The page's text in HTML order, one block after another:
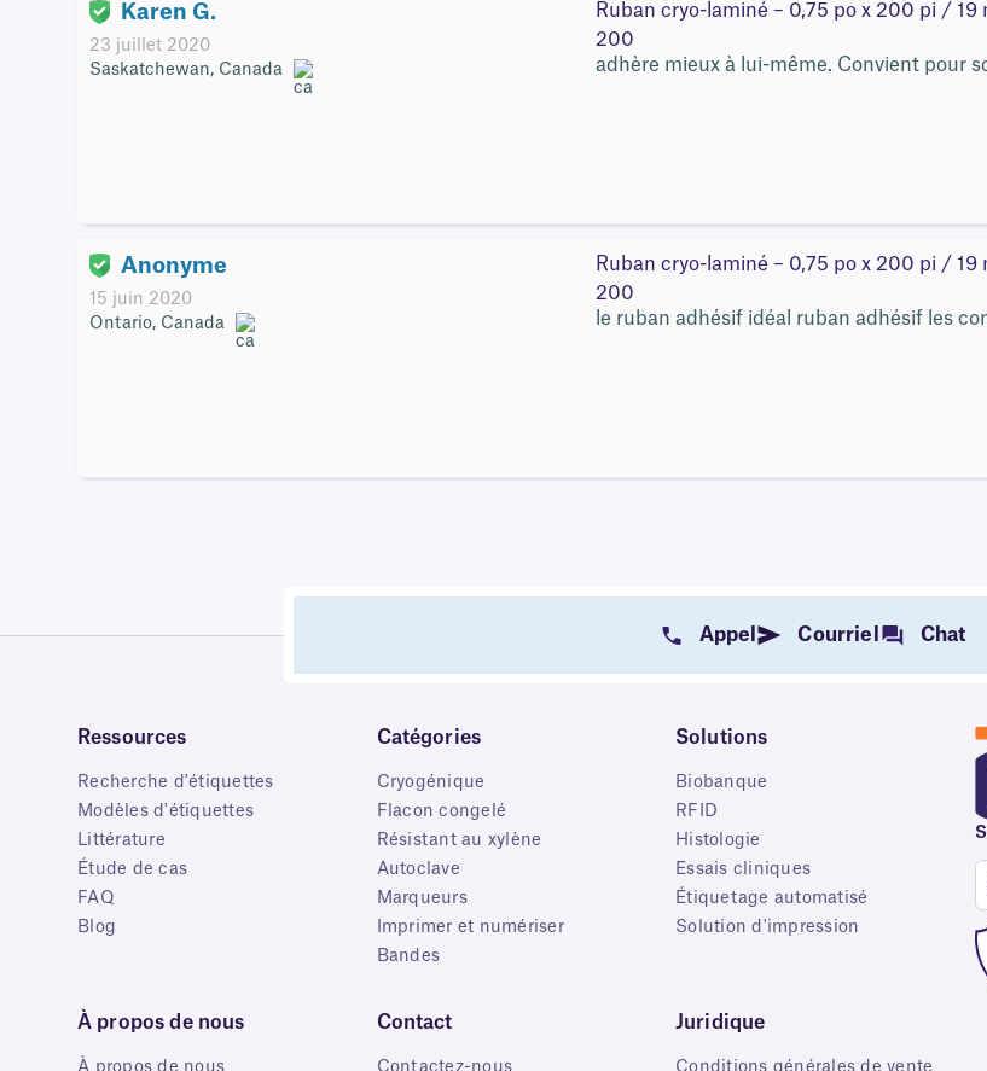
Karen G.
23 juillet 2020
Saskatchewan, Canada
Ruban cryo-laminé – 0,75 po x 200 pi /
200
adhère mieux à lui-même. Convient pour
Anonyme
15 juin 2020
Ontario, Canada
Ruban cryo-laminé – 0,75 po x 200 pi /
200
le ruban adhésif idéal ruban adhésif les
Appel Courriel Chat
Ressources
Recherche d'étiquettes
Modèles d'étiquettes
Littérature
Étude de cas
FAQ
Blog
Catégories
Cryogénique
Flacon congelé
Résistant au xylène
Autoclave
Marqueurs
Imprimer et numériser
Bandes
Solutions
Biobanque
RFID
Histologie
Essais cliniques
Étiquetage automatisé
Solution d'impression
À propos de nous
À propos de nous
Contact
Contactez-nous
Juridique
Conditions générales de vente